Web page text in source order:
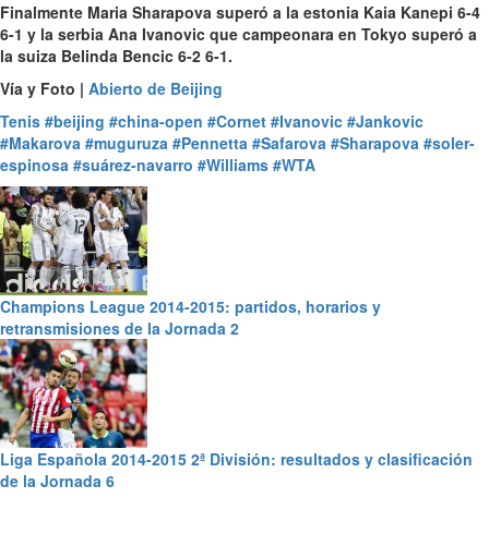
Finalmente Maria Sharapova superó a la estonia Kaia Kanepi 6-4
6-1 y la serbia Ana Ivanovic que campeonara en Tokyo superó a
la suiza Belinda Bencic 6-2 6-1.
Vía y Foto | Abierto de Beijing
Tenis #beijing #china-open #Cornet #Ivanovic #Jankovic
#Makarova #muguruza #Pennetta #Safarova #Sharapova #soler-
espinosa #suárez-navarro #Williams #WTA
Champions League 2014-2015: partidos, horarios y
retransmisiones de la Jornada 2
Liga Española 2014-2015 2ª División: resultados y clasificación
de la Jornada 6